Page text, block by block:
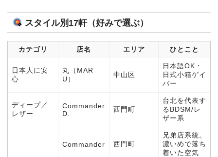
スタイル別17軒（好みで選ぶ）
カテゴリ 店名 エリア ひとこと
日本人に安
心
丸（MAR
U）
中山区
日本語OK・
日式小箱ゲイ
バー
ディープ／
レザー
Commander
D.
西門町
台北を代表す
るBDSM/レ
ザー系
Commander 西門町
兄弟店系統。
濃いめで落ち
着いた空気